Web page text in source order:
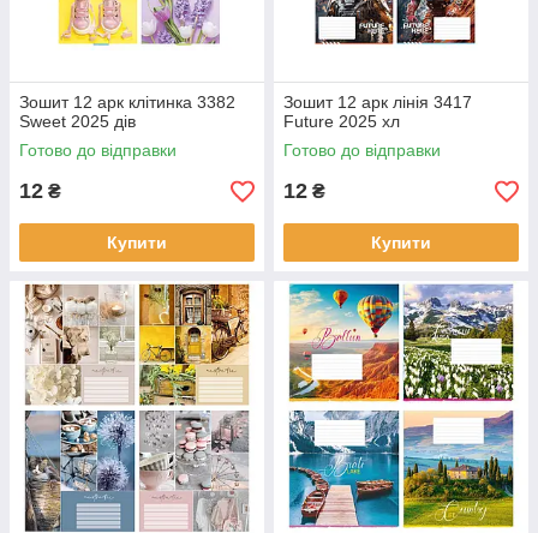
Зошит 12 арк клітинка 3382
Sweet 2025 дів
Готово до відправки
12 ₴
Купити
Зошит 12 арк лінія 3417
Future 2025 хл
Готово до відправки
12 ₴
Купити